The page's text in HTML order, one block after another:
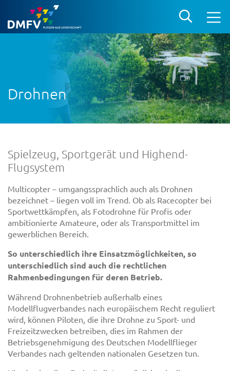
Drohnen
Spielzeug, Sportgerät und Highend-
Flugsystem
Multicopter – umgangssprachlich auch als Drohnen
bezeichnet – liegen voll im Trend. Ob als Racecopter bei
Sportwettkämpfen, als Fotodrohne für Profis oder
ambitionierte Amateure, oder als Transportmittel im
gewerblichen Bereich.
So unterschiedlich ihre Einsatzmöglichkeiten, so
unterschiedlich sind auch die rechtlichen
Rahmenbedingungen für deren Betrieb.
Während Drohnenbetrieb außerhalb eines
Modellflugverbandes nach europäischem Recht reguliert
wird, können Piloten, die ihre Drohne zu Sport- und
Freizeitzwecken betreiben, dies im Rahmen der
Betriebsgenehmigung des Deutschen Modellflieger
Verbandes nach geltenden nationalen Gesetzen tun.